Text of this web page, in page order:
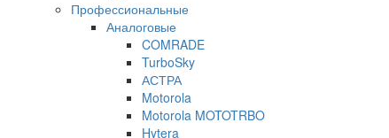
Профессиональные
Аналоговые
COMRADE
TurboSky
АСТРА
Motorola
Motorola MOTOTRBO
Hytera